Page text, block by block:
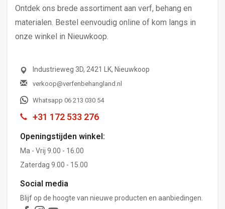
Ontdek ons brede assortiment aan verf, behang en
materialen. Bestel eenvoudig online of kom langs in
onze winkel in Nieuwkoop.
Industrieweg 3D, 2421 LK, Nieuwkoop
verkoop@verfenbehangland.nl
Whatsapp 06 213 030 54
+31 172 533 276
Openingstijden winkel:
Ma - Vrij 9.00 - 16.00
Zaterdag 9.00 - 15.00
Social media
Blijf op de hoogte van nieuwe producten en aanbiedingen.